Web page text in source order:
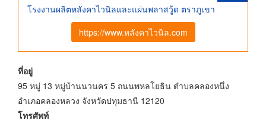
โรงงานผลิตหลังคาไวนิลและแผ่นพลาสวู้ด ตราภูเขา
https://www.หลังคาไวนิล.com
ที่อยู่
95 หมู่ 13 หมู่บ้านนวนคร 5 ถนนพหลโยธิน ตำบลคลองหนึ่ง
อำเภอคลองหลวง จังหวัดปทุมธานี 12120
โทรศัพท์